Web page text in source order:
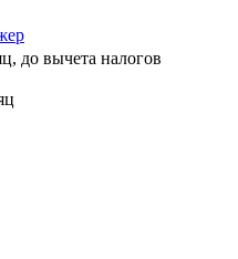
до вычета налогов